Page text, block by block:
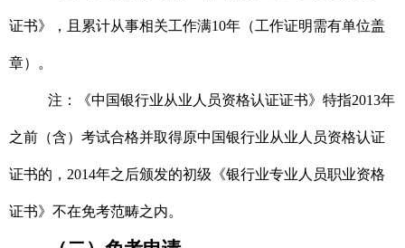
证书》，且累计从事相关工作满10年（工作证明需有单位盖
章）。
注：《中国银行业从业人员资格认证证书》特指2013年
之前（含）考试合格并取得原中国银行业从业人员资格认证
证书的，2014年之后颁发的初级《银行业专业人员职业资格
证书》不在免考范畴之内。